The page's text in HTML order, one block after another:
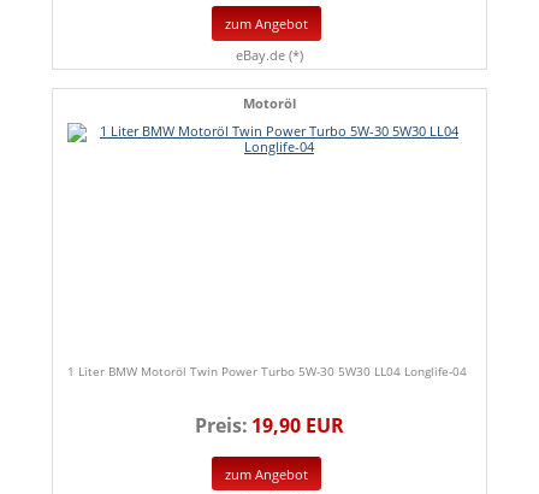
zum Angebot
eBay.de (*)
Motoröl
1 Liter BMW Motoröl Twin Power Turbo 5W-30 5W30 LL04 Longlife-04
Preis: 19,90 EUR
zum Angebot